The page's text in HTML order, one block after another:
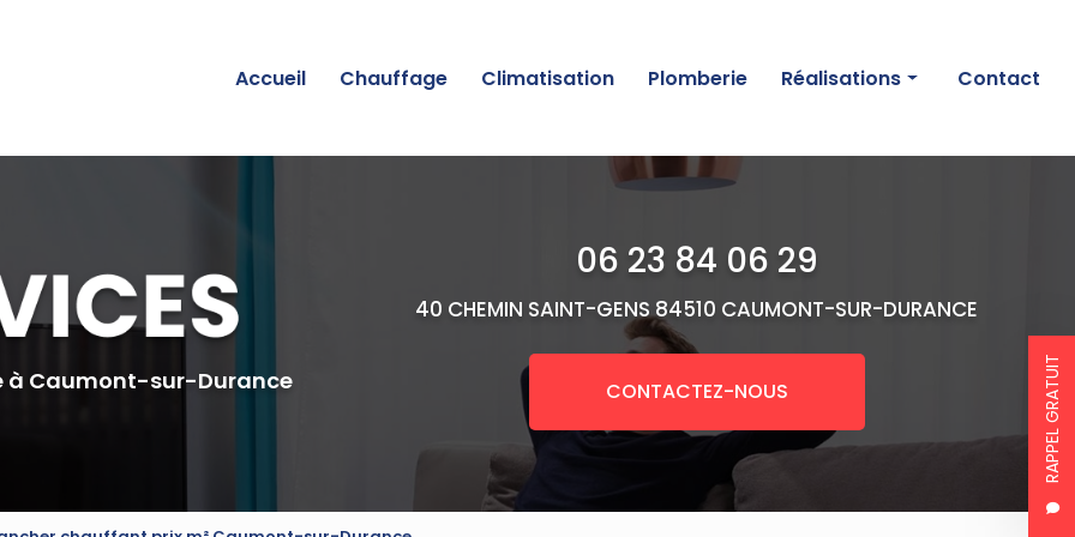
RAPPEL GRATUIT
Accueil Chauffage Climatisation Plomberie Réalisations
Plomberie
Contact
à Caumont-sur-Durance
06 23 84 06 29
40 CHEMIN SAINT-GENS84510 CAUMONT-SUR-DURANCE
CONTACTEZ-NOUS